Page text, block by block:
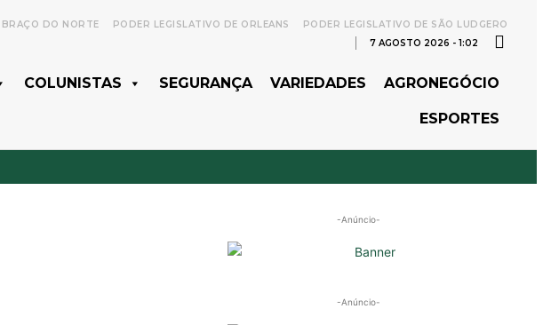
DO NORTE PODER LEGISLATIVO DE ORLEANS
PODER LEGISLATIVO DE SÃO LUDGERO
7 AGOSTO 2026 - 1:02
COLUNISTAS SEGURANÇA VARIEDADES AGRONEGÓCIO
ESPORTES
-Anúncio-
-Anúncio-